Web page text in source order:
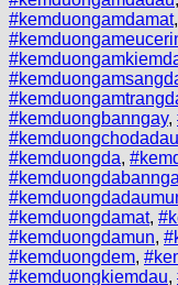
#kemduongamdamat,
#kemduongbanngay,
#kemduongda,
#kemduongdamat,
#kemduongdamun,
#kemduongdem,
#kemduongkiemdau,